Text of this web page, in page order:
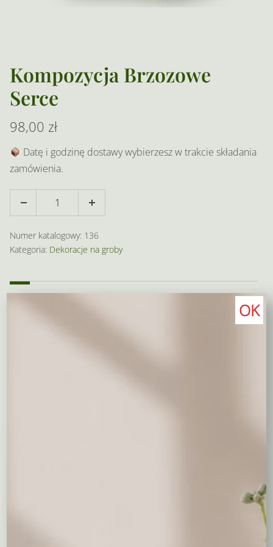
Kompozycja Brzozowe
Serce
98,00 zł
Datę i godzinę dostawy wybierzesz w trakcie składania
zamówienia.
Decrease
ilość
Kompozycja
Brzozowe
Serce
Increase
Numer katalogowy: 136
Kategoria: Dekoracje na groby
OK